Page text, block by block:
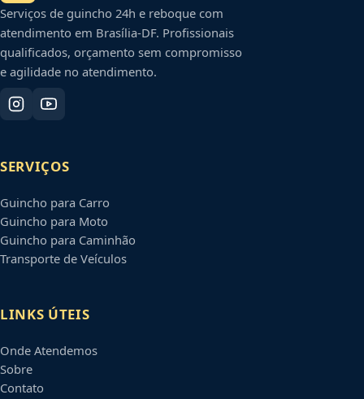
Serviços de guincho 24h e reboque com
atendimento em Brasília-DF. Profissionais
qualificados, orçamento sem compromisso
e agilidade no atendimento.
SERVIÇOS
Guincho para Carro
Guincho para Moto
Guincho para Caminhão
Transporte de Veículos
LINKS ÚTEIS
Onde Atendemos
Sobre
Contato